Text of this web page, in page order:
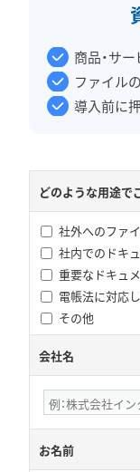
商品・サ
ファイル
導入前に
どのような用途で
社外へのファ
社内でのドキ
重要なドキュ
電帳法に対応
その他
会社名
お名前